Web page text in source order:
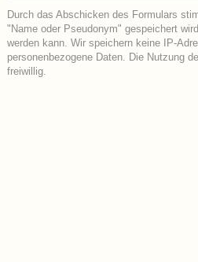
Durch das Abschicken des Formulars
"Name oder Pseudonym" gespeichert
werden kann. Wir speichern keine IP-
personenbezogene Daten. Die Nutzung
freiwillig.